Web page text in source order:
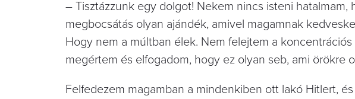
– Tisztázzunk egy dolgot! Nekem nincs isteni hatalmam,
megbocsátás olyan ajándék, amivel magamnak
Hogy nem a múltban élek. Nem felejtem a
megértem és elfogadom, hogy ez olyan seb, ami örökre
Felfedezem magamban a mindenkiben ott lakó Hitlert,